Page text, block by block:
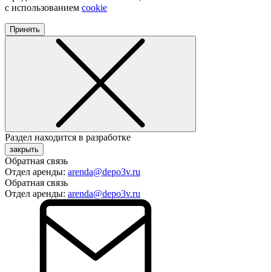
с использованием cookie
Принять
Раздел находится в разработке
закрыть
Обратная связь
Отдел аренды: arenda@depo3v.ru
Обратная связь
Отдел аренды: arenda@depo3v.ru